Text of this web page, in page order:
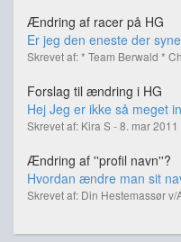
Ændring af racer på HG
Er jeg den eneste der
Skrevet af: * Team Berwald *
Forslag til ændring i HG
Hej Jeg er ikke så meget
Skrevet af: Kira S - 8. mar 2011
Ændring af ''profil navn''?
Hvordan ændre man sit
Skrevet af: Din Hestemassør